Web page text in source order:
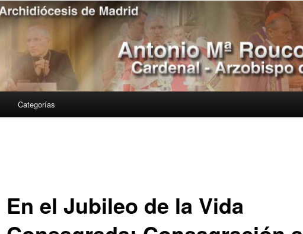
Categorías
En el Jubileo de la Vida